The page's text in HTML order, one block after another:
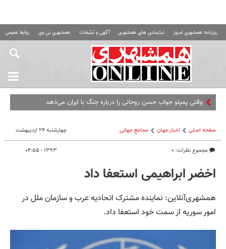
روزنامه همشهری امروز نیازمندی های همشهری آگهی و تبلیغات همشهری تی وی روابط عمومی
وقتی پمپئو جواب حسن روحانی را درباره جنگ با ایران می‌دهد
صفحه اصلی اخبار جهان مجامع‌ جهانی
مجموع نظرات: ۰
چهارشنبه ۲۴ اردیبهشت
۱۳۹۳ - ۰۴:۵۵
اخضر ابراهیمی استعفا داد
همشهری‌آنلاین: نماینده مشترک اتحادیه عرب و سازمان ملل در
امور سوریه از سمت خود استعفا داد.